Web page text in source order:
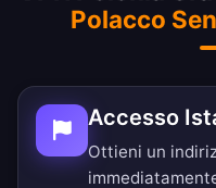
Polacco
Accesso
Ottieni un